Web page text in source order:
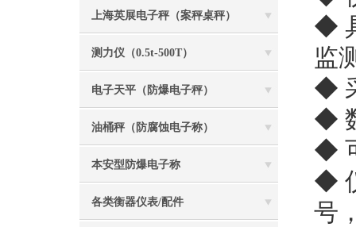
上海英展电子秤（案秤桌秤）
测力仪（0.5t-500T）
电子天平（防爆电子秤）
油桶秤（防腐蚀电子称）
本安型防爆电子称
各类衡器仪表/配件
◆
监
◆
◆
◆
◆
号